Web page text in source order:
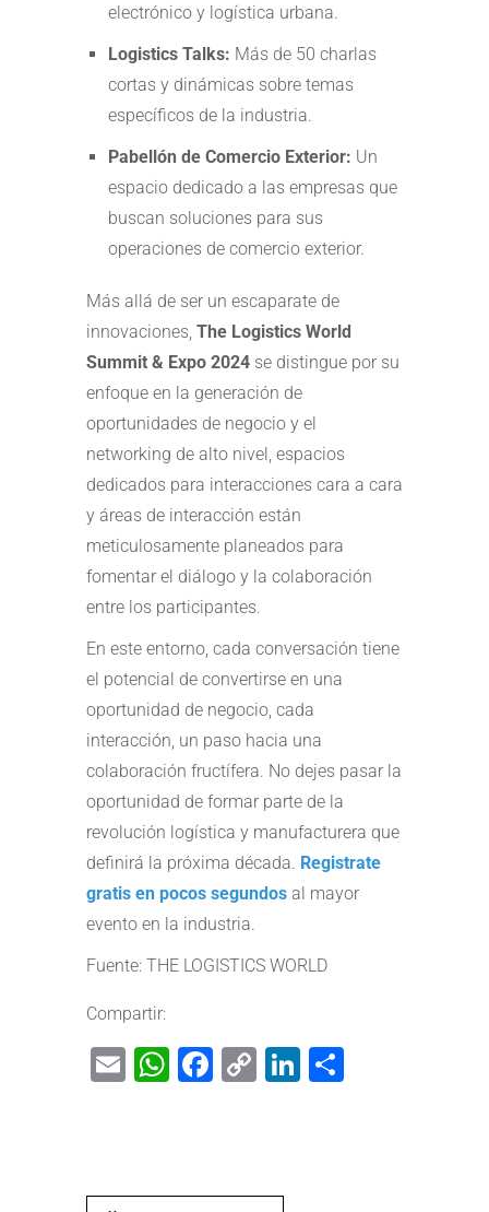
electrónico y logística urbana.
Logistics Talks: Más de 50 charlas
cortas y dinámicas sobre temas
específicos de la industria.
Pabellón de Comercio Exterior: Un
espacio dedicado a las empresas que
buscan soluciones para sus
operaciones de comercio exterior.
Más allá de ser un escaparate de
innovaciones, The Logistics World
Summit & Expo 2024 se distingue por su
enfoque en la generación de
oportunidades de negocio y el
networking de alto nivel, espacios
dedicados para interacciones cara a cara
y áreas de interacción están
meticulosamente planeados para
fomentar el diálogo y la colaboración
entre los participantes.
En este entorno, cada conversación tiene
el potencial de convertirse en una
oportunidad de negocio, cada
interacción, un paso hacia una
colaboración fructífera. No dejes pasar la
oportunidad de formar parte de la
revolución logística y manufacturera que
definirá la próxima década. Registrate
gratis en pocos segundos al mayor
evento en la industria.
Fuente: THE LOGISTICS WORLD
Compartir:
EmailWhatsApp
Facebook
CopyLinkedIn